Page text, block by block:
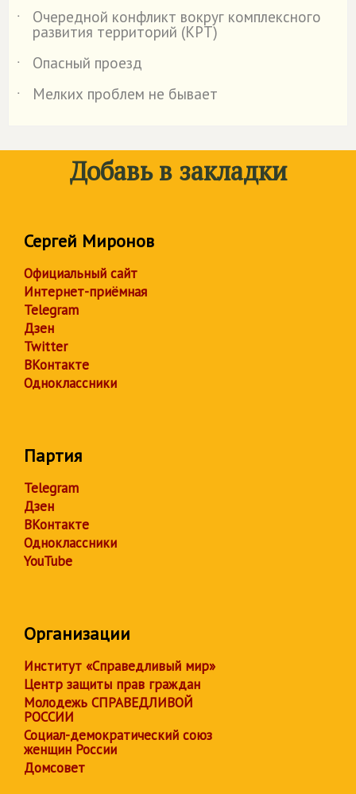
˙
Очередной конфликт вокруг комплексного
развития территорий (КРТ)
˙
Опасный проезд
˙
Мелких проблем не бывает
Добавь в закладки
Сергей Миронов
Официальный сайт
Интернет-приёмная
Telegram
Дзен
Twitter
ВКонтакте
Одноклассники
Партия
Telegram
Дзен
ВКонтакте
Одноклассники
YouTube
Организации
Институт «Справедливый мир»
Центр защиты прав граждан
Молодежь СПРАВЕДЛИВОЙ
РОССИИ
Социал-демократический союз
женщин России
Домсовет